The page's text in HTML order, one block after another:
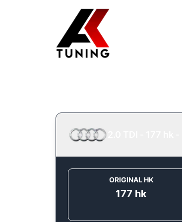
ORIGINAL HK
177 hk